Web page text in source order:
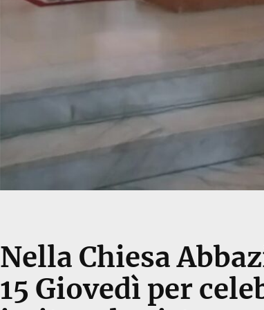
Nella Chiesa
15 Giovedì per